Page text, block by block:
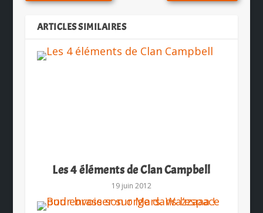
ARTICLES SIMILAIRES
Les 4 éléments de Clan Campbell
19 juin 2012